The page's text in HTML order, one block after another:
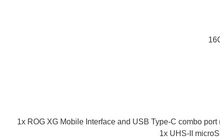
1x ROG XG Mobile Interface and USB Type-C combo
1x UHS-II